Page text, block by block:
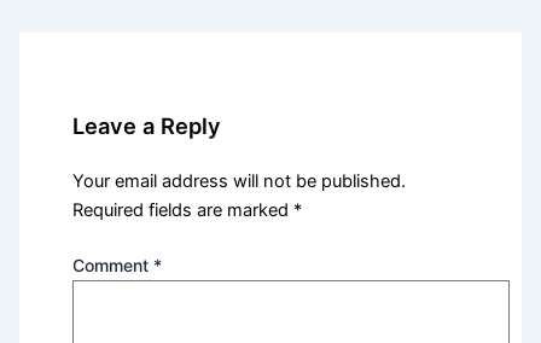
Leave a Reply
Your email address will not be published.
Required fields are marked *
Comment *